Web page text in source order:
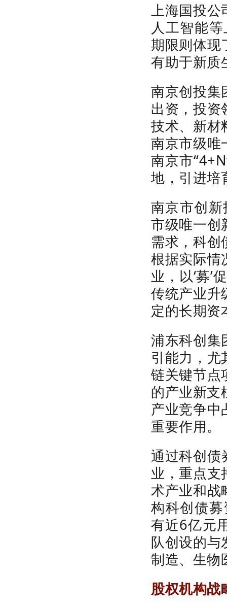
上海国投公
人工智能
期限则体现
有助于新质
南京创投集
出资，投资
技术、新材
南京市级唯
南京市“
地，引进培
南京市创
市级唯一创
需求，科创
根据实际情
业，以‘募’
传统产业升
定的长期资
浦东科创集
引能力，尤
链关键节点
的产业新支
产业竞争中
重要作用。
通过科创债
业，重点支
术产业和战
构科创债
有近6亿元
队创设的与
制造、生物
股权机构战